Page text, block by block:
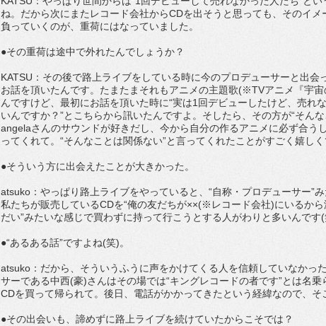
ね。だから次にまたレコード会社からCDを出そうと思っても、そのイ
負っていくのが、重荷にはなっていました。
●その重荷は途中で外れたんでしょうか？
KATSU：その後で路上ライブをしている時に今のプロデューサーと出
お話を頂いたんです。たまたまそれもアニメの主題歌(※TVアニメ『宇
んですけど、最初にお話を頂いた時に“実は1回デビューしたけど、売れ
いんですか？”とこちらから訊いたんですよ。そしたら、その方が“そん
angelaさんのサウンドが好きだし、今から自分の作るアニメに必ず合う
ってくれて。“そんなことは関係ない”と言ってくれたことがすごく嬉し
●そういう方に出会えたことが大きかった。
atsuko：やっぱり路上ライブをやっていると、“自称・プロデューサー”
私たちが販売しているCDを“俺の友だちが××(※レコード会社)にいるか
だい”みたいな感じで買わずに持って行こうとする人がわりと多いんです(
●“あるある話”ですよね(笑)。
atsuko：だから、そういうふうに声をかけてくる人を信頼していなかっ
サーである中西(豪)さんはその場では“キングレコードの者です”とは名
CDを買って帰られて。後日、電話がかかってきたという経緯なので、そ
●その出会いも、諦めずに路上ライブを続けていたからこそでは？